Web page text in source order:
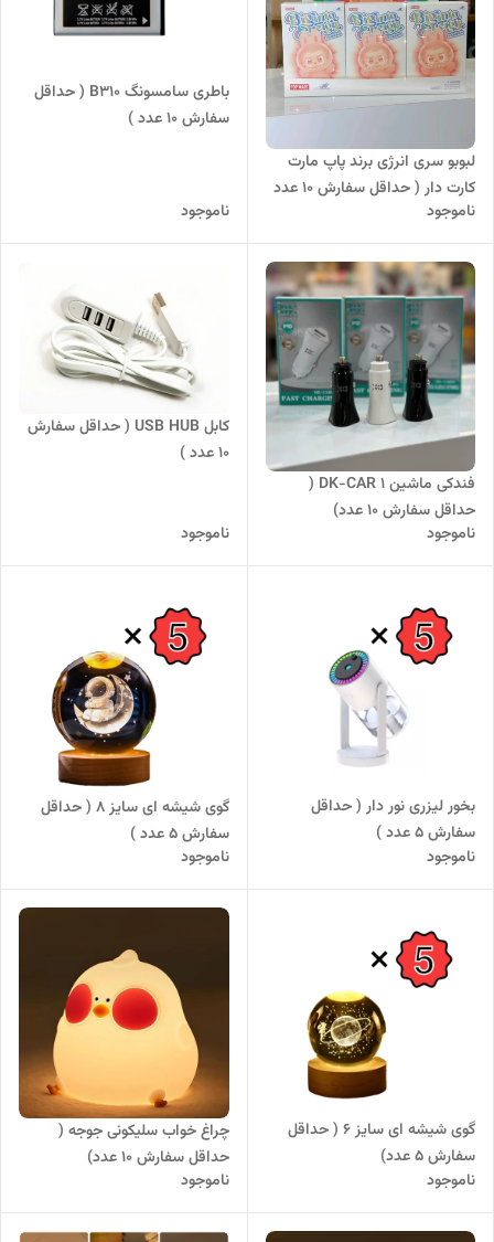
لبوبو سری انرژی برند پاپ مارت
کارت دار ( حداقل سفارش 10 عدد
)
ناموجود
باطری سامسونگ B310 ( حداقل
سفارش ۱۰ عدد )
ناموجود
فندکی ماشین DK-CAR 1 (
حداقل سفارش 10 عدد)
ناموجود
کابل USB HUB ( حداقل سفارش
10 عدد )
ناموجود
بخور لیزری نور دار ( حداقل
سفارش 5 عدد )
ناموجود
گوی شیشه ای سایز ۸ ( حداقل
سفارش ۵ عدد )
ناموجود
گوی شیشه ای سایز ۶ ( حداقل
سفارش ۵ عدد)
ناموجود
چراغ خواب سلیکونی جوجه (
حداقل سفارش 10 عدد)
ناموجود